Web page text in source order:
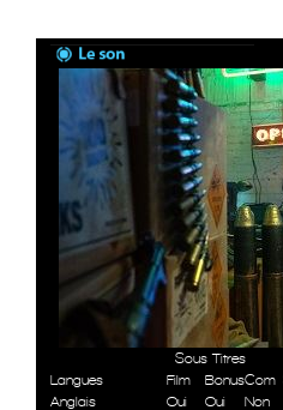
Sous Titres
Langues
Film BonusCom
Anglais
Oui Oui
Non